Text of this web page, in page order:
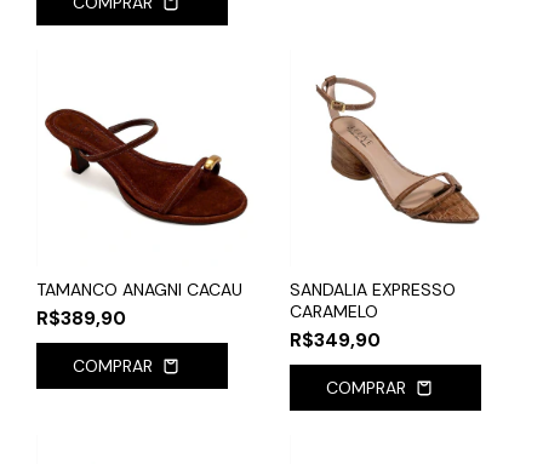
TAMANCO ANAGNI CACAU
R$389,90
COMPRAR
SANDALIA EXPRESSO
CARAMELO
R$349,90
COMPRAR